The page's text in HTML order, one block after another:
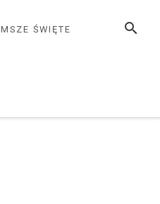
SZUKAJ
MSZE ŚWIĘTE